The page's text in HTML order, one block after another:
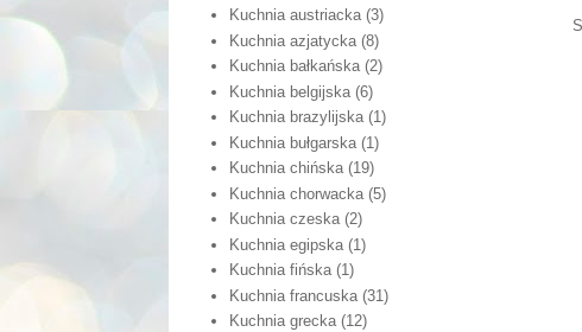
Kuchnia austriacka (3)
Kuchnia azjatycka (8)
Kuchnia bałkańska (2)
Kuchnia belgijska (6)
Kuchnia brazylijska (1)
Kuchnia bułgarska (1)
Kuchnia chińska (19)
Kuchnia chorwacka (5)
Kuchnia czeska (2)
Kuchnia egipska (1)
Kuchnia fińska (1)
Kuchnia francuska (31)
Kuchnia grecka (12)